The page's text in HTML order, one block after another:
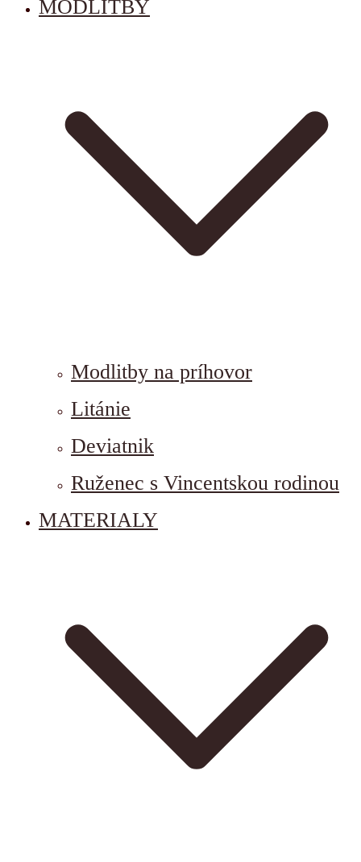
MODLITBY
Modlitby na príhovor
Litánie
Deviatnik
Ruženec s Vincentskou rodinou
MATERIALY